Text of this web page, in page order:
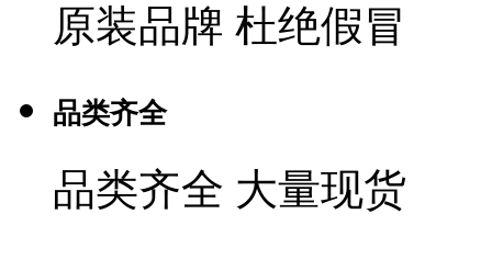
原装品牌 杜绝假冒
品类齐全
品类齐全 大量现货